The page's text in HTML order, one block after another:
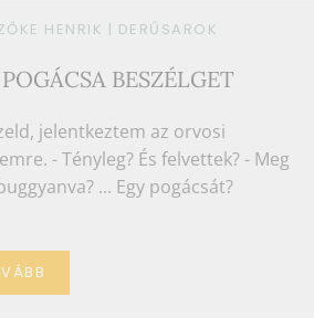
HENRIK | DERŰSAROK
BESZÉLGET
jelentkeztem az orvosi
- Tényleg? És felvettek? - Meg
... Egy pogácsát?